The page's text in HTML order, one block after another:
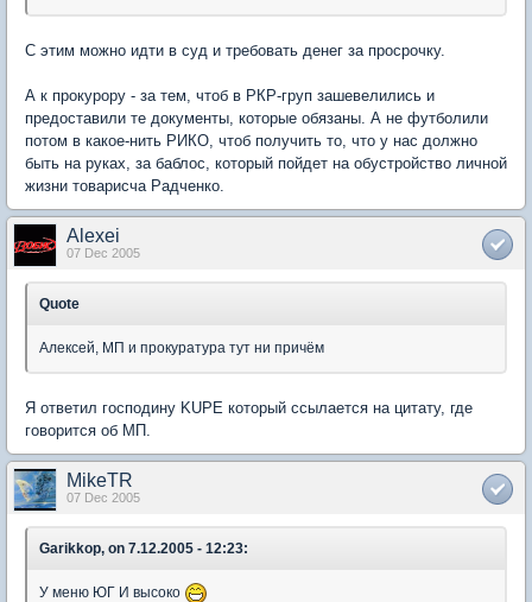
С этим можно идти в суд и требовать денег за просрочку.
А к прокурору - за тем, чтоб в РКР-груп зашевелились и
предоставили те документы, которые обязаны. А не футболили
потом в какое-нить РИКО, чтоб получить то, что у нас должно
быть на руках, за баблос, который пойдет на обустройство личной
жизни товарисча Радченко.
Alexei
07 Dec 2005
Quote
Алексей, МП и прокуратура тут ни причём
Я ответил господину KUPE который ссылается на цитату, где
говорится об МП.
MikeTR
07 Dec 2005
Garikkop, on 7.12.2005 - 12:23:
У меню ЮГ И высоко